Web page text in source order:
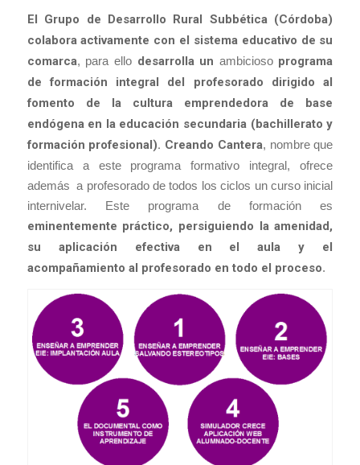
El Grupo de Desarrollo Rural Subbética (Córdoba)
colabora activamente con el sistema educativo de su
comarca, para ello desarrolla un ambicioso programa
de formación integral del profesorado dirigido al
fomento de la cultura emprendedora de base
endógena en la educación secundaria (bachillerato y
formación profesional). Creando Cantera, nombre que
identifica a este programa formativo integral, ofrece
además a profesorado de todos los ciclos un curso inicial
internivelar. Este programa de formación es
eminentemente práctico, persiguiendo la amenidad,
su aplicación efectiva en el aula y el
acompañamiento al profesorado en todo el proceso.